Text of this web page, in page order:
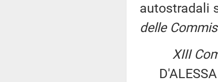
autostradali
delle
XIII